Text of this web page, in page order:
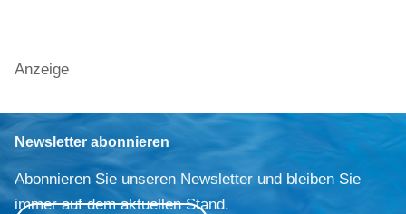
Anzeige
Newsletter abonnieren
Abonnieren Sie unseren Newsletter und bleiben Sie
immer auf dem aktuellen Stand.